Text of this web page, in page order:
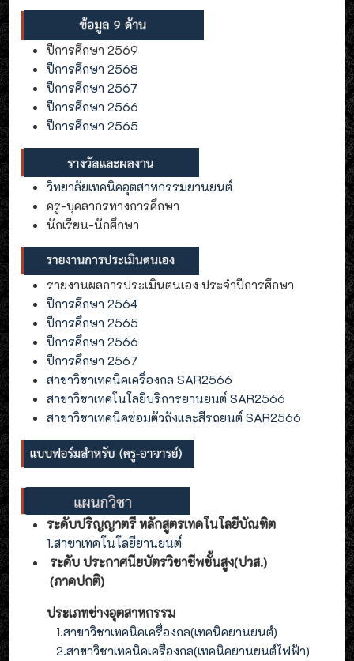
ปีการศึกษา 2569
ปีการศึกษา 2568
ปีการศึกษา 2567
ปีการศึกษา 2566
ปีการศึกษา 2565
วิทยาลัยเทคนิคอุตสาหกรรมยานยนต์
ครู-บุคลากรทางการศึกษา
นักเรียน-นักศึกษา
รายงานผลการประเมินตนเอง ประจำปีการศึกษา
ปีการศึกษา 2564
ปีการศึกษา 2565
ปีการศึกษา 2566
ปีการศึกษา 2567
สาขาวิชาเทคนิคเครื่องกล SAR2566
สาขาวิชาเทคโนโลยีบริการยานยนต์ SAR2566
สาขาวิชาเทคนิคซ่อมตัวถังและสีรถยนต์ SAR2566
ระดับปริญญาตรี หลักสูตรเทคโนโลยีบัณฑิต
1.สาขาเทคโนโลยียานยนต์
ระดับ ประกาศนียบัตรวิชาชีพชั้นสูง(ปวส.)
(ภาคปกติ)
ประเภทช่างอุตสาหกรรม
1.สาขาวิชาเทคนิคเครื่องกล(เทคนิคยานยนต์)
2.สาขาวิชาเทคนิคเครื่องกล(เทคนิคยานยนต์ไฟฟ้า)